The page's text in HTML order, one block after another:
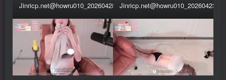
Jinricp.net@howru010_20260428_019